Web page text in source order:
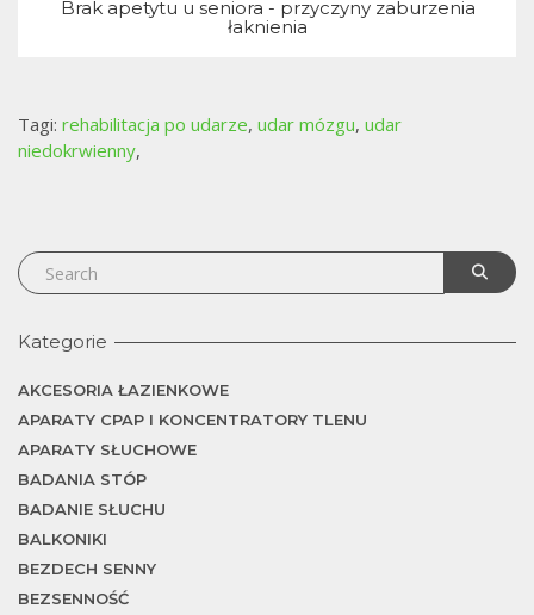
Brak apetytu u seniora - przyczyny zaburzenia
łaknienia
Tagi: rehabilitacja po udarze, udar mózgu, udar
niedokrwienny,
Kategorie
AKCESORIA ŁAZIENKOWE
APARATY CPAP I KONCENTRATORY TLENU
APARATY SŁUCHOWE
BADANIA STÓP
BADANIE SŁUCHU
BALKONIKI
BEZDECH SENNY
BEZSENNOŚĆ